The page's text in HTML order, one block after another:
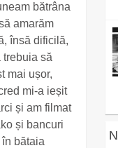
bătrâna
amarăm
însă dificilă,
trebuia să
mai ușor,
mi-a ieșit
și am filmat
și bancuri
bătaia